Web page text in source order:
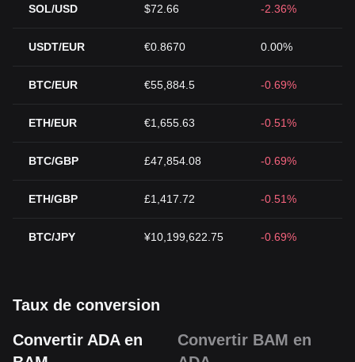
SOL/USD $72.66 -2.36%
USDT/EUR €0.8670 0.00%
BTC/EUR €55,884.5 -0.69%
ETH/EUR €1,655.63 -0.51%
BTC/GBP £47,854.08 -0.69%
ETH/GBP £1,417.72 -0.51%
BTC/JPY ¥10,199,622.75 -0.69%
Taux de conversion
Convertir ADA en
Convertir BAM en